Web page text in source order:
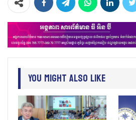
You Might Also Like